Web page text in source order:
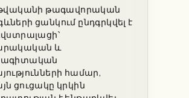
թվականի թագավորական
ցանկում ընդգրկվել է
և
համար,
ցուցակը կրկին